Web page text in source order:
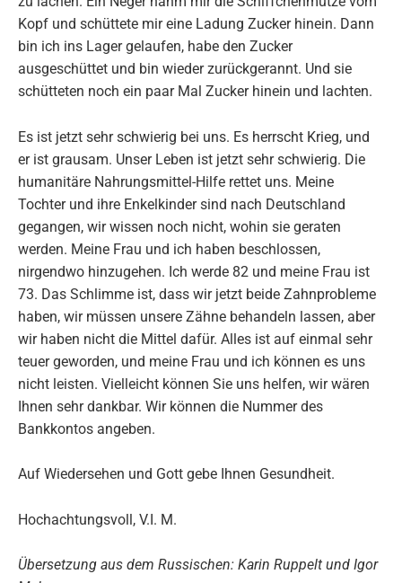
Kopf und schüttete mir eine Ladung Zucker hinein. Dann
bin ich ins Lager gelaufen, habe den Zucker
ausgeschüttet und bin wieder zurückgerannt. Und sie
schütteten noch ein paar Mal Zucker hinein und lachten.
Es ist jetzt sehr schwierig bei uns. Es herrscht Krieg, und
er ist grausam. Unser Leben ist jetzt sehr schwierig. Die
humanitäre Nahrungsmittel-Hilfe rettet uns. Meine
Tochter und ihre Enkelkinder sind nach Deutschland
gegangen, wir wissen noch nicht, wohin sie geraten
werden. Meine Frau und ich haben beschlossen,
nirgendwo hinzugehen. Ich werde 82 und meine Frau ist
73. Das Schlimme ist, dass wir jetzt beide Zahnprobleme
haben, wir müssen unsere Zähne behandeln lassen, aber
wir haben nicht die Mittel dafür. Alles ist auf einmal sehr
teuer geworden, und meine Frau und ich können es uns
nicht leisten. Vielleicht können Sie uns helfen, wir wären
Ihnen sehr dankbar. Wir können die Nummer des
Bankkontos angeben.
Auf Wiedersehen und Gott gebe Ihnen Gesundheit.
Hochachtungsvoll, V.I. M.
Übersetzung aus dem Russischen: Karin Ruppelt und Igor